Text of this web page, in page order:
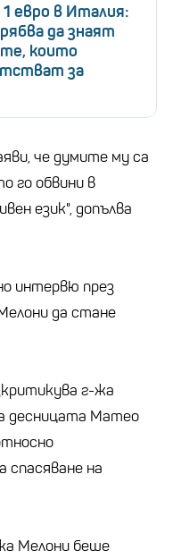
евро в Италия:
да знаят
които
за
че думите му са
го обвини в
език", допълва
интервю през
да стане
г-жа
десницата Матео
спасяване на
Мелони беше